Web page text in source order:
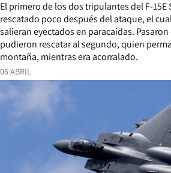
06 ABRIL
El primero de los dos tripulantes del F-15E
rescatado poco después del ataque, el
salieran eyectados en paracaídas.
pudieron rescatar al segundo, quien
montaña, mientras era acorralado.